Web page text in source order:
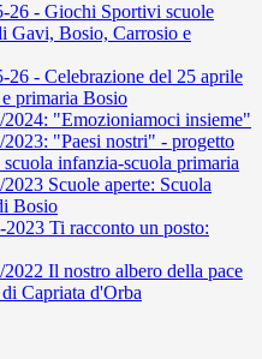
26 - Giochi Sportivi scuole
Gavi, Bosio, Carrosio e
26 - Celebrazione del 25 aprile
primaria Bosio
2024: "Emozioniamoci insieme"
"Paesi nostri" - progetto
infanzia-scuola primaria
Scuole aperte: Scuola
Bosio
2023 Ti racconto un posto:
Il nostro albero della pace
Capriata d'Orba